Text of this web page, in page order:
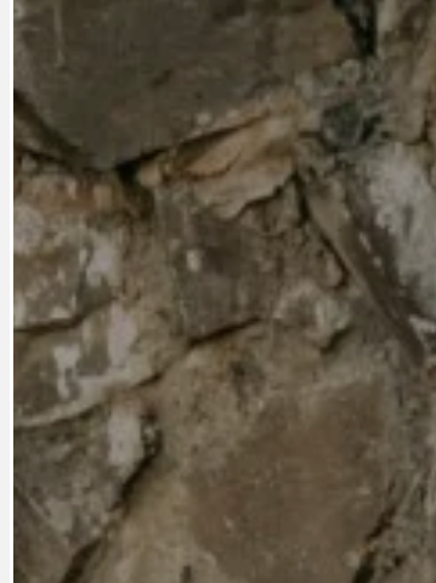
BÁSNĚ. FEJETONY. SATIRA
CYKLOVÝLETY
DATA A VÝROČÍ
DEZINFORMACE